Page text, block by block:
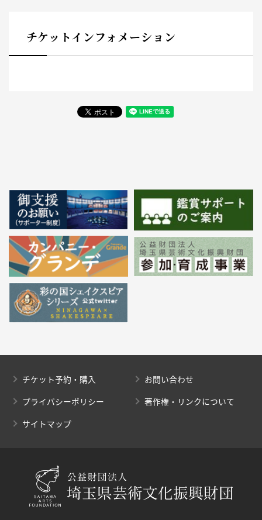
チケットインフォメーション
チケット予約・購入
お問い合わせ
プライバシーポリシー
著作権・リンクについて
サイトマップ